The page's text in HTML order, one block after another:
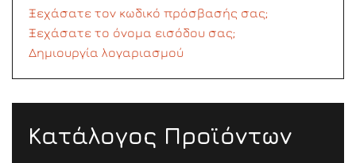
Ξεχάσατε τον κωδικό πρόσβασής σας;
Ξεχάσατε το όνομα εισόδου σας;
Δημιουργία λογαριασμού
Κατάλογος Προϊόντων